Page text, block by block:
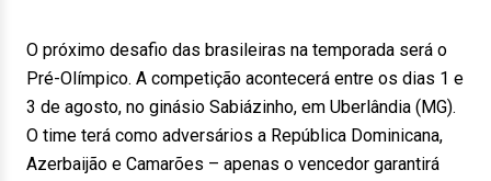
O próximo desafio das brasileiras na temporada será o
Pré-Olímpico. A competição acontecerá entre os dias 1 e
3 de agosto, no ginásio Sabiázinho, em Uberlândia (MG).
O time terá como adversários a República Dominicana,
Azerbaijão e Camarões – apenas o vencedor garantirá